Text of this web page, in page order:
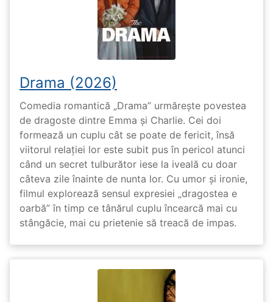
Drama (2026)
Comedia romantică „Drama” urmărește povestea
de dragoste dintre Emma și Charlie. Cei doi
formează un cuplu cât se poate de fericit, însă
viitorul relației lor este subit pus în pericol atunci
când un secret tulburător iese la iveală cu doar
câteva zile înainte de nunta lor. Cu umor și ironie,
filmul explorează sensul expresiei „dragostea e
oarbă” în timp ce tânărul cuplu încearcă mai cu
stângăcie, mai cu prietenie să treacă de impas.